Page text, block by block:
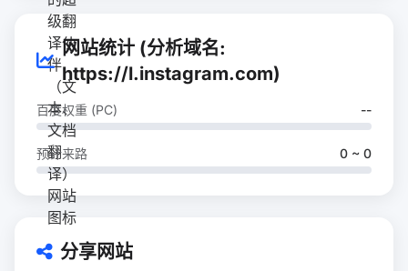
网站统计 (分析域名:
https://l.instagram.com)
百度权重 (PC) --
预计来路 0 ~ 0
分享网站